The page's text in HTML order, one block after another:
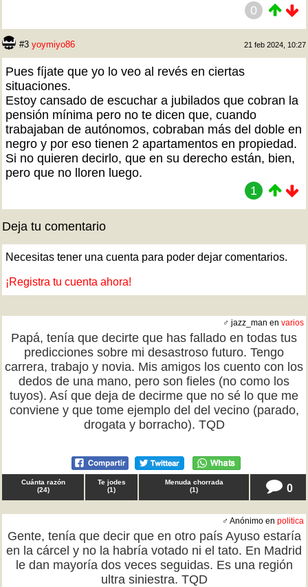
0
#3 yoymiyo86 21 feb 2024, 10:27
Pues fíjate que yo lo veo al revés en ciertas
situaciones.
Estoy cansado de escuchar a jubilados que cobran la
pensión mínima pero no te dicen que, cuando
trabajaban de autónomos, cobraban más del doble en
negro y por eso tienen 2 apartamentos en propiedad.
Si no quieren decirlo, que en su derecho están, bien,
pero que no lloren luego.
1
Deja tu comentario
Necesitas tener una cuenta para poder dejar comentarios.
¡Registra tu cuenta ahora!
♂ jazz_man en varios
Papá, tenía que decirte que has fallado en todas tus
predicciones sobre mi desastroso futuro. Tengo
carrera, trabajo y novia. Mis amigos los cuento con los
dedos de una mano, pero son fieles (no como los
tuyos). Así que deja de decirme que no sé lo que me
conviene y que tome ejemplo del del vecino (parado,
drogata y borracho). TQD
Cuánta razón
(24)
Te jodes
(1)
Menuda chorrada
(1) 0
♂ Anónimo en politica
Gente, tenía que decir que en otro país Ayuso estaría
en la cárcel y no la habría votado ni el tato. En Madrid
le dan mayoría dos veces seguidas. Es una región
ultra siniestra. TQD